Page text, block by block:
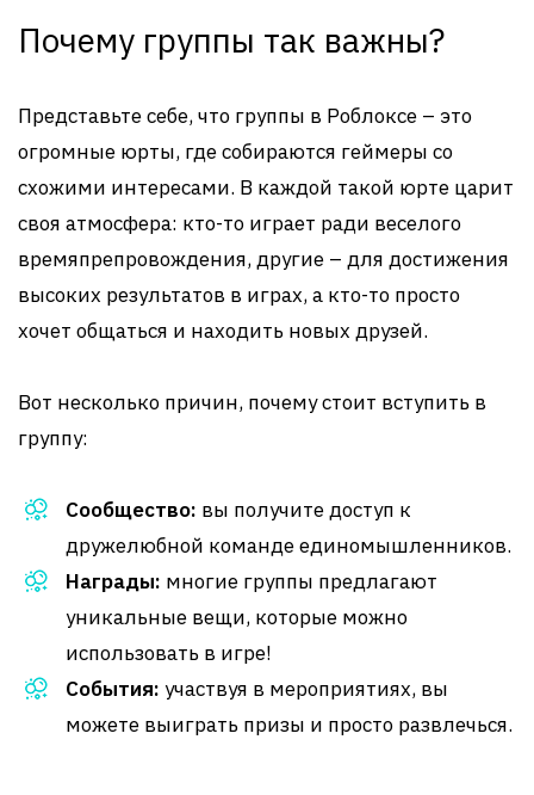
Почему группы так важны?
Представьте себе, что группы в Роблоксе – это
огромные юрты, где собираются геймеры со
схожими интересами. В каждой такой юрте царит
своя атмосфера: кто-то играет ради веселого
времяпрепровождения, другие – для достижения
высоких результатов в играх, а кто-то просто
хочет общаться и находить новых друзей.
Вот несколько причин, почему стоит вступить в
группу:
Сообщество: вы получите доступ к
дружелюбной команде единомышленников.
Награды: многие группы предлагают
уникальные вещи, которые можно
использовать в игре!
События: участвуя в мероприятиях, вы
можете выиграть призы и просто развлечься.